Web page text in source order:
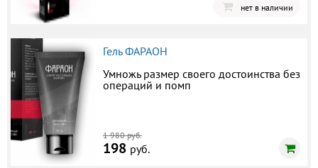
нет в наличии
Гель ФАРАОН
Умножь размер своего достоинства без
операций и помп
1 980 руб.
198 руб.